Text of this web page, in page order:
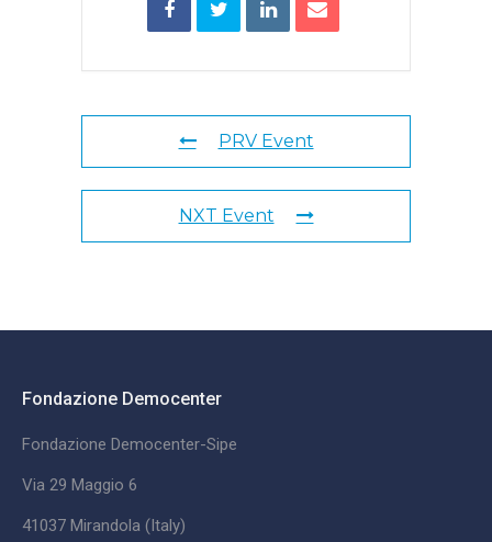
PRV Event
NXT Event
Fondazione Democenter
Fondazione Democenter-Sipe
Via 29 Maggio 6
41037 Mirandola (Italy)